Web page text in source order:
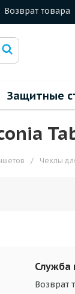
Возврат товара
Защитные
/ Чехлы
Служба
Возврат